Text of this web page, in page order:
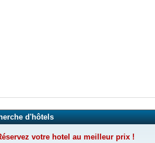
d'hôtels
votre hotel au meilleur prix !